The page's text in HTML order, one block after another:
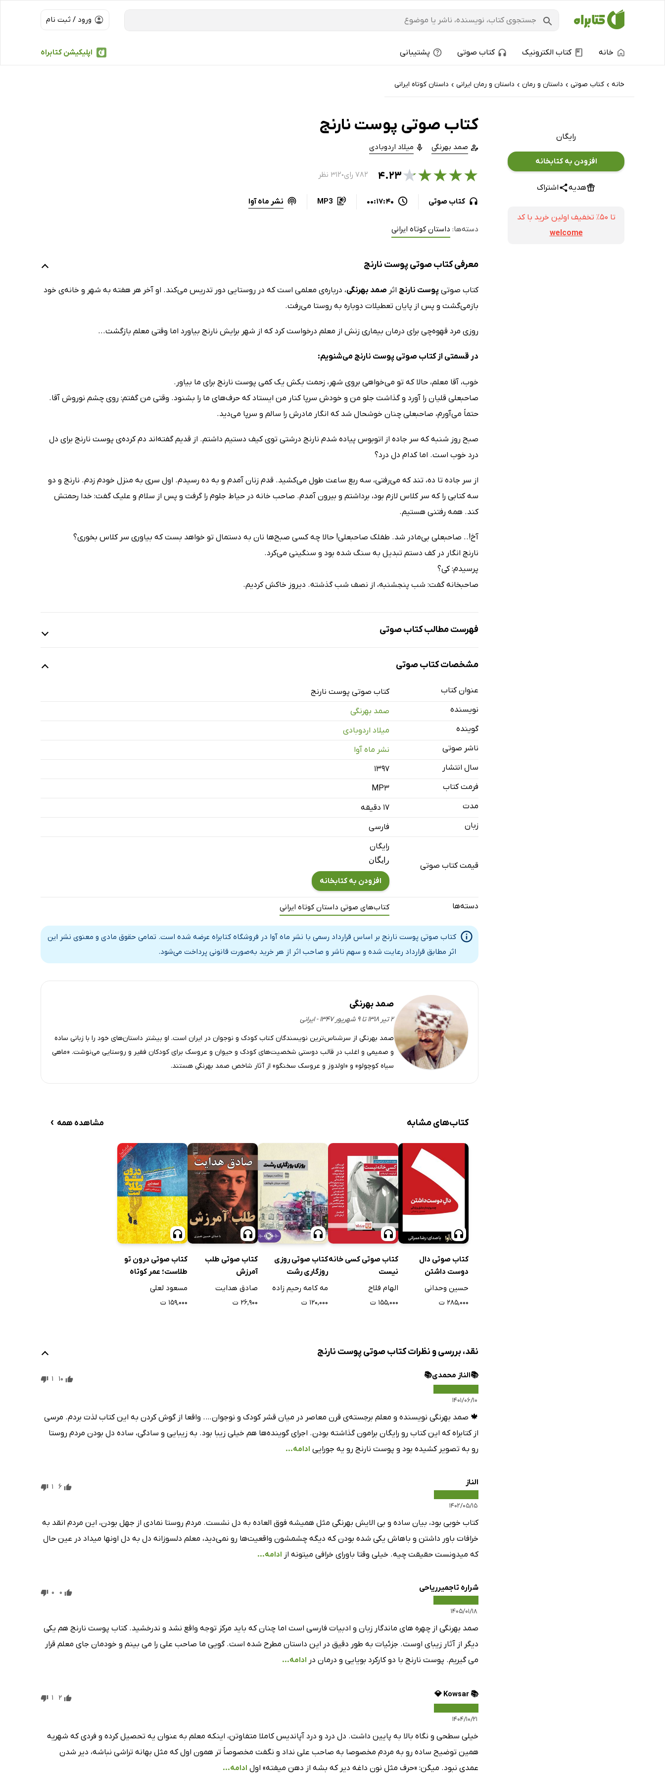
ورود / ثبت نام
اپلیکیشن کتابراه خانه کتاب الکترونیک کتاب صوتی پشتیبانی
خانه › کتاب‌ صوتی › داستان و رمان › داستان و رمان ایرانی › داستان کوتاه ایرانی
رایگان
افزودن به کتابخانه
هدیه اشتراک
تا ۵۰٪ تخفیف اولین خرید با کد
welcome
کتاب صوتی پوست نارنج
صمد بهرنگی میلاد اردوبادی
★
★
★
★
★۴.۲۳ ۷۸۲ رای ● ۳۱۲ نظر
کتاب صوتی 00:17:40
MP3 نشر ماه آوا
دسته‌ها: داستان کوتاه ایرانی
معرفی کتاب صوتی پوست نارنج
کتاب صوتی پوست نارنج اثر صمد بهرنگی، درباره‌ی معلمی است که در روستایی دور تدریس می‌کند. او آخر هر هفته به شهر و خانه‌ی خود
بازمی‌گشت و پس از پایان تعطیلات دوباره به روستا می‌رفت.
روزی مرد قهوه‌چی برای درمان بیماری زنش از معلم درخواست کرد که از شهر برایش نارنج بیاورد اما وقتی معلم بازگشت...
در قسمتی از کتاب صوتی پوست نارنج می‌شنویم:
خوب، آقا معلم، حالا که تو می‌خواهی بروی شهر، زحمت بکش یک کمی پوست نارنج برای ما بیاور.
صاحبعلی قلیان را آورد و گذاشت جلو من و خودش سرپا کنار من ایستاد که حرف‌های ما را بشنود. وقتی من گفتم: روی چشم نوروش آقا.
حتماً می‌آورم، صاحبعلی چنان خوشحال شد که انگار مادرش را سالم و سرپا می‌دید.
صبح روز شنبه که سر جاده از اتوبوس پیاده شدم نارنج درشتی توی کیف دستیم داشتم. از قدیم گفته‌اند دم کرده‌ی پوست نارنج برای دل
درد خوب است. اما کدام دل درد؟
از سر جاده تا ده، تند که می‌رفتی، سه ربع ساعت طول می‌کشید. قدم زنان آمدم و به ده رسیدم. اول سری به منزل خودم زدم. نارنج و دو
سه کتابی را که سر کلاس لازم بود، برداشتم و بیرون آمدم. صاحب خانه در حیاط جلوم را گرفت و پس از سلام و علیک گفت: خدا رحمتش
کند. همه رفتنی هستیم.
آخ!.. صاحبعلی بی‌مادر شد. طفلک صاحبعلی! حالا چه کسی صبح‌ها نان به دستمال تو خواهد بست که بیاوری سر کلاس بخوری؟
نارنج انگار در کف دستم تبدیل به سنگ شده بود و سنگینی می‌کرد.
پرسیدم: کی؟
صاحبخانه گفت: شب پنجشنبه، از نصف شب گذشته. دیروز خاکش کردیم.
فهرست مطالب کتاب صوتی
مشخصات کتاب صوتی
عنوان کتاب
کتاب صوتی پوست نارنج
نویسنده
صمد بهرنگی
گوینده
میلاد اردوبادی
ناشر صوتی
نشر ماه آوا
سال انتشار
۱۳۹۷
فرمت کتاب
MP3
مدت
۱۷ دقیقه
زبان
فارسی
قیمت کتاب صوتی
رایگان
رایگان
افزودن به کتابخانه
دسته‌ها کتاب‌های صوتی داستان کوتاه ایرانی
کتاب صوتی پوست نارنج بر اساس قرارداد رسمی با نشر ماه آوا در فروشگاه کتابراه عرضه شده است. تمامی حقوق مادی و معنوی نشر این
اثر مطابق قرارداد رعایت شده و سهم ناشر و صاحب اثر از هر خرید به‌صورت قانونی پرداخت می‌شود.
صمد بهرنگی
۲ تیر ۱۳۱۸ تا ۹ شهریور ۱۳۴۷ - ایرانی
صمد بهرنگی از سرشناس‌ترین نویسندگان کتاب کودک و نوجوان در ایران است. او بیشتر داستان‌های خود را با زبانی ساده
و صمیمی و اغلب در قالب دوستی شخصیت‌های کودک و حیوان و عروسک برای کودکان فقیر و روستایی می‌نوشت. «ماهی
سیاه کوچولو» و «اولدوز و عروسک سخنگو» از آثار شاخص صمد بهرنگی هستند.
کتاب‌های مشابه مشاهده همه ›
کتاب صوتی دال
دوست داشتن
حسین وحدانی
۲۸۵,۰۰۰ ت
کتاب صوتی کسی خانه
نیست
الهام فلاح
۱۵۵,۰۰۰ ت
کتاب صوتی روزی
روزگاری رشت
مه کامه رحیم زاده
۱۲۰,۰۰۰ ت
کتاب صوتی طلب
آمرزش
صادق هدایت
۲۶,۹۰۰ ت
کتاب صوتی درون تو
طلاست؛ عمر کوتاه
نیست، ما کوتاهی
مسعود لعلی
۱۵۹,۰۰۰ ت
نقد، بررسی و نظرات کتاب صوتی پوست نارنج
📚الناز محمدی📚
۱۴۰۱/۰۶/۱۰
10
1
🍁 صمد بهرنگی نویسنده و معلم برجسته‌ی قرن معاصر در میان قشر کودک و نوجوان…. واقعا از گوش کردن به این کتاب لذت بردم. مرسی
از کتابراه که این کتاب رو رایگان برامون گذاشته بودن. اجرای گوینده‌ها هم خیلی زیبا بود. به زیبایی و سادگی، ساده دل بودن مردم روستا
رو به تصویر کشیده بود و پوست نارنج رو یه جورایی ادامه...
الناز
۱۴۰۲/۰۵/۱۵
6
1
کتاب خوبی بود، بیان ساده و بی الایش بهرنگی مثل همیشه فوق العاده به دل نشست. مردم روستا نمادی از جهل بودن، این مردم انقد به
خرافات باور داشتن و باهاش یکی شده بودن که دیگه چشمشون واقعیت‌ها رو نمی‌دید، معلم دلسوزانه دل به دل اونها میداد در عین حال
که میدونست حقیقت چیه. خیلی وقتا باورای خرافی میتونه از ادامه...
شراره تاجمیرریاحی
۱۴۰۵/۰۱/۱۸
0
0
صمد بهرنگی از چهره های ماندگار زبان و ادبیات فارسی است اما چنان که باید مرکز توجه واقع نشد و ندرخشید. کتاب پوست نارنج هم یکی
دیگر از آثار زیبای اوست. جزئیات به طور دقیق در این داستان مطرح شده است. گویی ما صاحب علی را می بینم و خودمان جای معلم قرار
می گیریم. پوست نارنج با دو کارکرد بویایی و درمان در ادامه...
📚 Kowsar 💎
۱۴۰۴/۱۰/۲۱
2
1
خیلی سطحی و نگاه بالا به پایین داشت. دل درد و درد آپاندیس کاملا متفاوتن، اینکه معلم به عنوان یه تحصیل کرده و فردی که شهریه
همین توضیح ساده رو به مردم مخصوصا به صاحب علی نداد و نگفت مخصوصاً تر همون اول که مثل بهانه تراشی نباشه، دیر شدن
عمدی نبود. میگن: «حرف مثل نون داغه دیر که بشه از دهن میفته» اول ادامه...